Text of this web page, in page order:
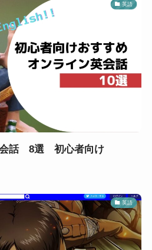
英語
会話 8選 初心者向け
英語